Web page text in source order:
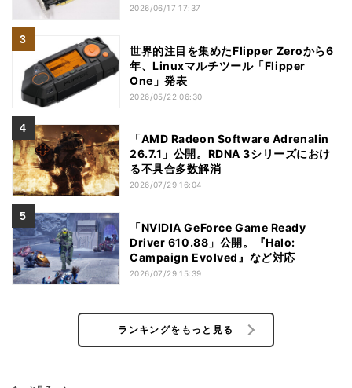
2026/06/17 17:37
世界的注目を集めたFlipper Zeroから6
年、Linuxマルチツール「Flipper
One」発表
2026/05/22 06:30
「AMD Radeon Software Adrenalin
26.7.1」公開。RDNA 3シリーズにおけ
る不具合多数解消
2026/07/29 16:04
「NVIDIA GeForce Game Ready
Driver 610.88」公開。『Halo:
Campaign Evolved』など対応
2026/07/29 15:39
ランキングをもっと見る